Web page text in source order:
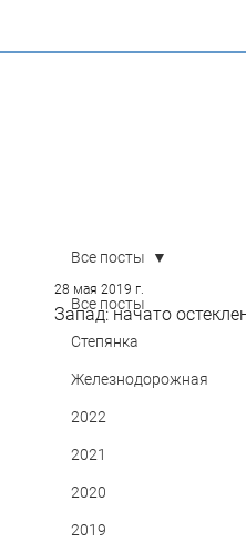
Все посты
Степянка
Железнодорожная
2022
2021
2020
2019
Все посты
Запад: начато
28 мая 2019 г.